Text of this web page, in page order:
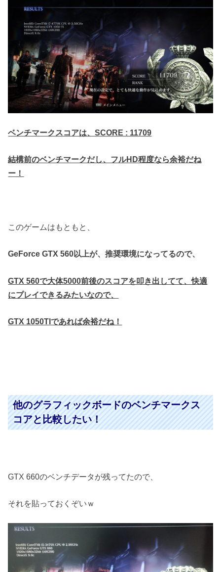
ベンチマークスコアは、SCORE : 11709
結構前のベンチマークだし、フルHD程度なら余裕だね
ー！
このゲームはもともと、
GeForce GTX 560以上が、推奨環境になってるので、
GTX 560で大体5000前後のスコアを叩き出してて、快適
にプレイできるみたいなので、
GTX 1050TIであれば余裕だね！
他のグラフィックボードのベンチマークス
コアと比較したい！
GTX 660のベンチデータが残ってたので、
それを貼っておくぞいｗ